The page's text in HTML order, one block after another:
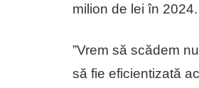
milion de lei în 2024.
”Vrem să scădem
să fie eficientizată